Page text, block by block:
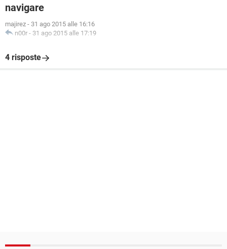
navigare
majirez - 31 ago 2015 alle 16:16
n00r - 31 ago 2015 alle 17:19
4 risposte